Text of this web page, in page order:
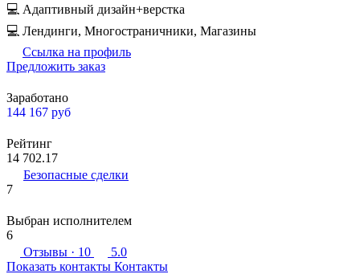
💻 Адаптивный дизайн+верстка
💻 Лендинги, Многостраничники, Магазины
Ссылка на профиль
Предложить заказ
Заработано
144 167 руб
Рейтинг
14 702.17
Безопасные сделки
7
Выбран исполнителем
6
Отзывы · 10
5.0
Показать контакты Контакты